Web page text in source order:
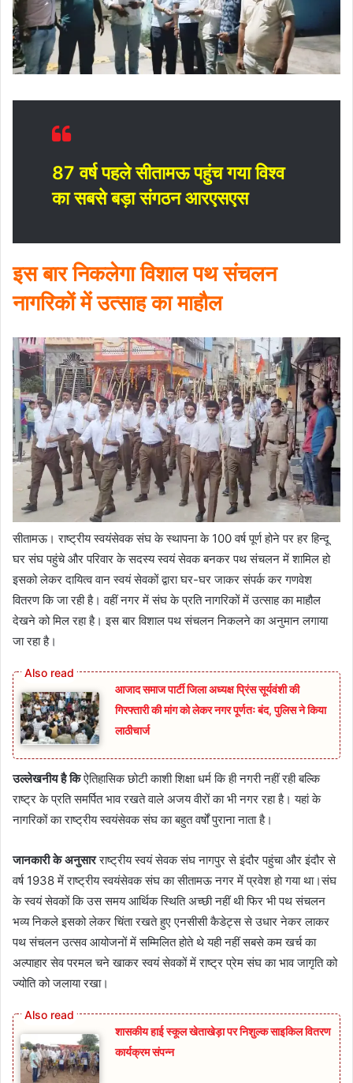
87 वर्ष पहले सीतामऊ पहुंच गया विश्व
का सबसे बड़ा संगठन आरएसएस
इस बार निकलेगा विशाल पथ संचलन
नागरिकों में उत्साह का माहौल
सीतामऊ। राष्ट्रीय स्वयंसेवक संघ के स्थापना के 100 वर्ष पूर्ण होने पर हर हिन्दू
घर संघ पहुंचे और परिवार के सदस्य स्वयं सेवक बनकर पथ संचलन में शामिल हो
इसको लेकर दायित्व वान स्वयं सेवकों द्वारा घर-घर जाकर संपर्क कर गणवेश
वितरण कि जा रही है। वहीं नगर में संघ के प्रति नागरिकों में उत्साह का माहौल
देखने को मिल रहा है। इस बार विशाल पथ संचलन निकलने का अनुमान लगाया
जा रहा है।
आजाद समाज पार्टी जिला अध्यक्ष प्रिंस सूर्यवंशी की
गिरफ्तारी की मांग को लेकर नगर पूर्णतः बंद, पुलिस ने किया
लाठीचार्ज
उल्लेखनीय है किऐतिहासिक छोटी काशी शिक्षा धर्म कि ही नगरी नहीं रही बल्कि
राष्ट्र के प्रति समर्पित भाव रखते वाले अजय वीरों का भी नगर रहा है। यहां के
नागरिकों का राष्ट्रीय स्वयंसेवक संघ का बहुत वर्षों पुराना नाता है।
जानकारी के अनुसारराष्ट्रीय स्वयं सेवक संघ नागपुर से इंदौर पहुंचा और इंदौर से
वर्ष 1938 में राष्ट्रीय स्वयंसेवक संघ का सीतामऊ नगर में प्रवेश हो गया था।संघ
के स्वयं सेवकों कि उस समय आर्थिक स्थिति अच्छी नहीं थी फिर भी पथ संचलन
भव्य निकले इसको लेकर चिंता रखते हुए एनसीसी कैडेट्स से उधार नेकर लाकर
पथ संचलन उत्सव आयोजनों में सम्मिलित होते थे यही नहीं सबसे कम खर्च का
अल्पाहार सेव परमल चने खाकर स्वयं सेवकों में राष्ट्र प्रेम संघ का भाव जागृति को
ज्योति को जलाया रखा।
शासकीय हाई स्कूल खेताखेड़ा पर निशुल्क साइकिल वितरण
कार्यक्रम संपन्न